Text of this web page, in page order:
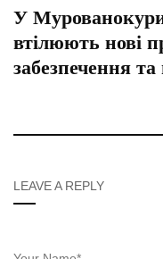
У
втілюють нові
забезпечення та
LEAVE A REPLY